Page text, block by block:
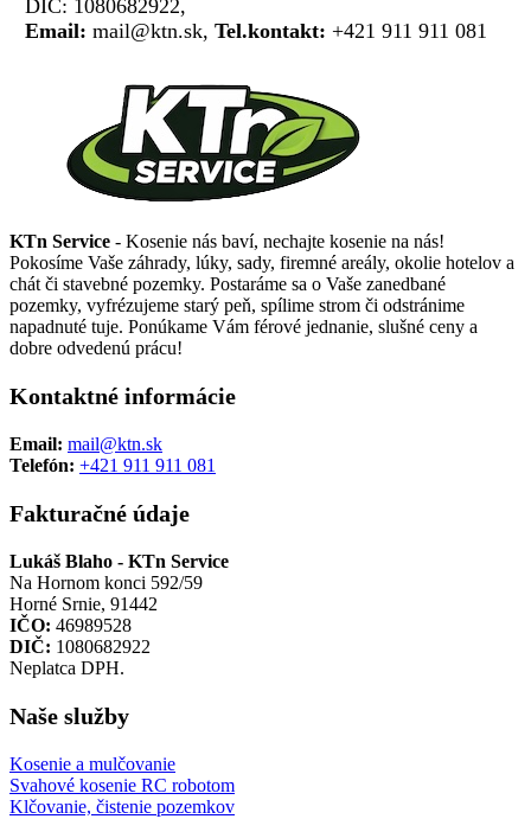
DIČ: 1080682922,
Email: mail@ktn.sk,Tel.kontakt: +421 911 911 081
KTn Service - Kosenie nás baví, nechajte kosenie na nás!
Pokosíme Vaše záhrady, lúky, sady, firemné areály, okolie hotelov a
chát či stavebné pozemky. Postaráme sa o Vaše zanedbané
pozemky, vyfrézujeme starý peň, spílime strom či odstránime
napadnuté tuje. Ponúkame Vám férové jednanie, slušné ceny a
dobre odvedenú prácu!
Kontaktné informácie
Email: mail@ktn.sk
Telefón: +421 911 911 081
Fakturačné údaje
Lukáš Blaho - KTn Service
Na Hornom konci 592/59
Horné Srnie, 91442
IČO: 46989528
DIČ: 1080682922
Neplatca DPH.
Naše služby
Kosenie a mulčovanie
Svahové kosenie RC robotom
Klčovanie, čistenie pozemkov